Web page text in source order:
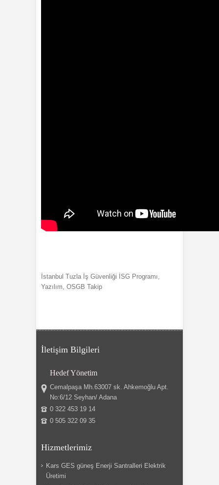
İstanbul Tuzla İş Güvenliği İSG Programı,
Yazılım, OSGB Takip
İletişim Bilgileri
Hedef Yönetim
Cemalpaşa Mh.63007 sk. Ahkemoğlu Apt.
No:6/12 Seyhan/ Adana
0 322 453 19 14
0 505 322 09 35
Hizmetlerimiz
Kars GES güneş Enerji Santralleri Elektrik
Üretimi